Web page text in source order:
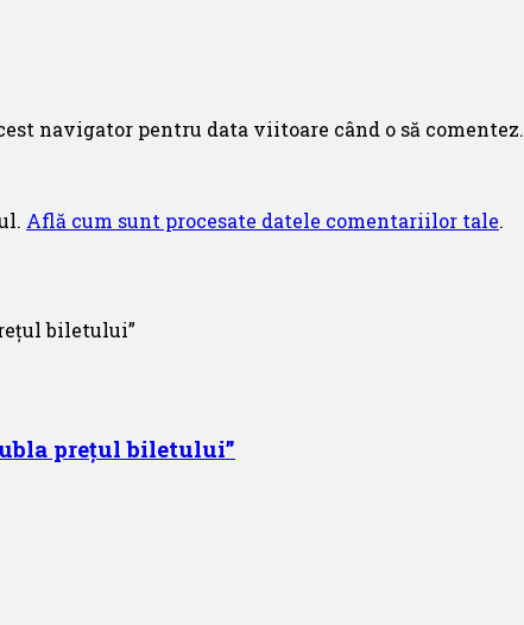
navigator pentru data viitoare când o să comentez.
Află cum sunt procesate datele comentariilor tale.
prețul biletului”